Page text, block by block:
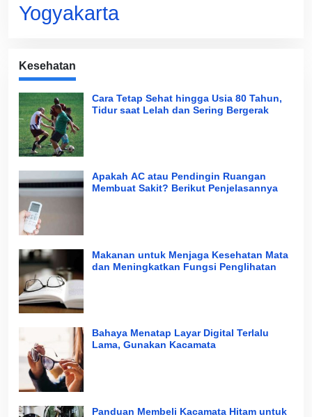
Yogyakarta
Kesehatan
Cara Tetap Sehat hingga Usia 80 Tahun,
Tidur saat Lelah dan Sering Bergerak
Apakah AC atau Pendingin Ruangan
Membuat Sakit? Berikut Penjelasannya
Makanan untuk Menjaga Kesehatan Mata
dan Meningkatkan Fungsi Penglihatan
Bahaya Menatap Layar Digital Terlalu
Lama, Gunakan Kacamata
Panduan Membeli Kacamata Hitam untuk